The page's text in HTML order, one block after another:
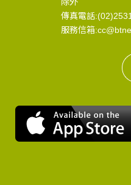
除外
傳真電話
服務信箱